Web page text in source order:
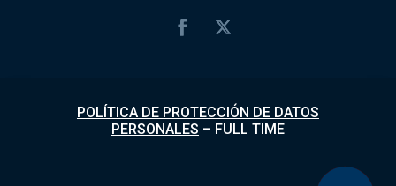
POLÍTICA DE PROTECCIÓN DE DATOS
PERSONALES – FULL TIME